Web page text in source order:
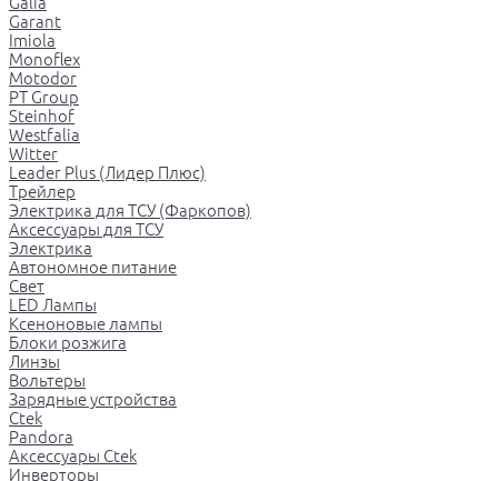
Garant
Imiola
Monoflex
Motodor
PT Group
Steinhof
Westfalia
Witter
Leader Plus (Лидер Плюс)
Трейлер
Электрика для ТСУ (Фаркопов)
Аксессуары для ТСУ
Электрика
Автономное питание
Свет
LED Лампы
Ксеноновые лампы
Блоки розжига
Линзы
Вольтеры
Зарядные устройства
Ctek
Pandora
Аксессуары Ctek
Инверторы